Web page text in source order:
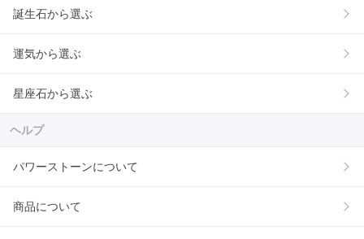
誕生石から選ぶ
運気から選ぶ
星座石から選ぶ
ヘルプ
パワーストーンについて
商品について